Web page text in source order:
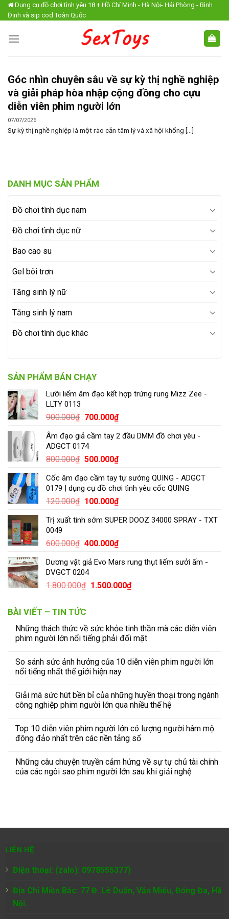
Skip
to
Dụng cụ đồ chơi tình yêu 18 + Hồ Chí Minh - Hà Nội- Hải Phòng - Bình
Định và sip cod Toàn Quốc
DANH MỤC SẢN PHẨM
Đồ chơi tình dục nam
Đồ chơi tình dục nữ
Bao cao su
Gel bôi trơn
Tăng sinh lý nữ
Tăng sinh lý nam
Đồ chơi tình dục khác
SẢN PHẨM BÁN CHẠY
Lưỡi liếm âm đạo kết hợp trứng rung Mizz Zee -
LLTY 0113
900.000₫ 700.000₫
Âm đạo giả cầm tay 2 đầu DMM đồ chơi yêu -
ADGCT 0174
800.000₫ 500.000₫
Cốc âm đạo cầm tay tự sướng QUING - ADGCT
0179 | dụng cụ đồ chơi tình yêu cốc QUING
120.000₫ 100.000₫
Trị xuất tinh sớm SUPER DOOZ 34000 SPRAY - TXT
0049
600.000₫ 400.000₫
Dương vật giả Evo Mars rung thụt liếm sưởi ấm -
DVGCT 0204
1.800.000₫ 1.500.000₫
BÀI VIẾT – TIN TỨC
Những thách thức về sức khỏe tinh thần mà các diễn viên
phim người lớn nổi tiếng phải đối mặt
So sánh sức ảnh hưởng của 10 diễn viên phim người lớn
nổi tiếng nhất thế giới hiện nay
Giải mã sức hút bền bỉ của những huyền thoại trong ngành
công nghiệp phim người lớn qua nhiều thế hệ
Top 10 diễn viên phim người lớn có lượng người hâm mộ
đông đảo nhất trên các nền tảng số
Những câu chuyện truyền cảm hứng về sự tự chủ tài chính
của các ngôi sao phim người lớn sau khi giải nghệ
Góc nhìn chuyên sâu về sự kỳ thị nghề nghiệp
và giải pháp hòa nhập cộng đồng cho cựu
diễn viên phim người lớn
07/07/2026
Sự kỳ thị nghề nghiệp là một rào cản tâm lý và xã hội khổng [...]
LIÊN HỆ
Điện thoại: (zalo): 0978555377)
Địa Chỉ Miền Bắc: 77 Đ. Lê Duẩn, Văn Miếu, Đống Đa, Hà
Nội.